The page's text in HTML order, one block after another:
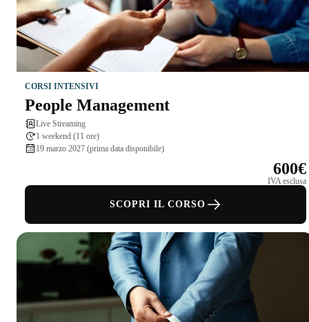
CORSI INTENSIVI
People Management
Live Streaming
1 weekend (11 ore)
19 marzo 2027 (prima data disponibile)
600€
IVA esclusa
SCOPRI IL CORSO